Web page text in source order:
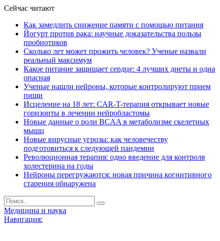
Сейчас читают
Как замедлить снижение памяти с помощью питания
Йогурт против рака: научные доказательства пользы
пробиотиков
Сколько лет может прожить человек? Ученые назвали
реальный максимум
Какое питание защищает сердце: 4 лучших диеты и одна
опасная
Ученые нашли нейроны, которые контролируют прием
пищи
Исцеление на 18 лет: CAR-T-терапия открывает новые
горизонты в лечении нейробластомы
Новые данные о роли BCAA в метаболизме скелетных
мышц
Новые вирусные угрозы: как человечеству
подготовиться к следующей пандемии
Революционная терапия: одно введение для контроля
холестерина на годы
Нейроны перегружаются: новая причина когнитивного
старения обнаружена
Медицина и наука
Навигация: